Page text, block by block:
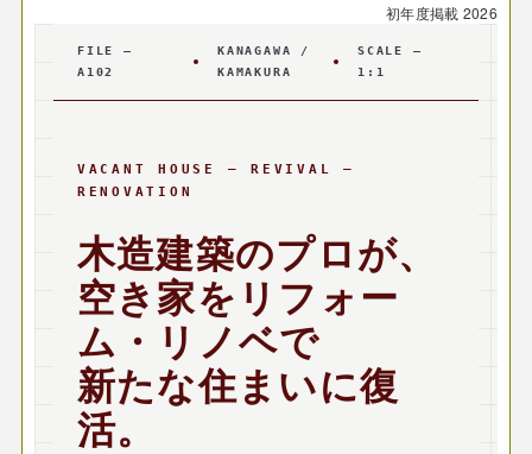
初年度掲載 2026
FILE —
A102
KANAGAWA /
KAMAKURA
SCALE —
1:1
VACANT HOUSE — REVIVAL —
RENOVATION
木造建築のプロが、
空き家をリフォー
ム・リノベで
新たな住まいに復
活。